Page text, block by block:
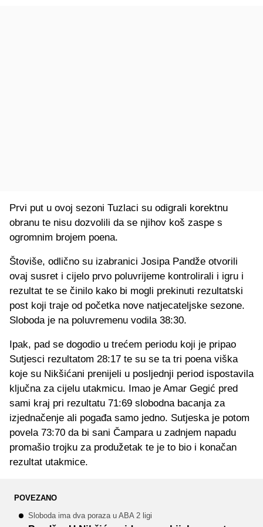
Prvi put u ovoj sezoni Tuzlaci su odigrali korektnu
obranu te nisu dozvolili da se njihov koš zaspe s
ogromnim brojem poena.
Štoviše, odlično su izabranici Josipa Pandže otvorili
ovaj susret i cijelo prvo poluvrijeme kontrolirali i igru i
rezultat te se činilo kako bi mogli prekinuti rezultatski
post koji traje od početka nove natjecateljske sezone.
Sloboda je na poluvremenu vodila 38:30.
Ipak, pad se dogodio u trećem periodu koji je pripao
Sutjesci rezultatom 28:17 te su se ta tri poena viška
koje su Nikšićani prenijeli u posljednji period ispostavila
ključna za cijelu utakmicu. Imao je Amar Gegić pred
sami kraj pri rezultatu 71:69 slobodna bacanja za
izjednačenje ali pogađa samo jedno. Sutjeska je potom
povela 73:70 da bi sani Čampara u zadnjem napadu
promašio trojku za produžetak te je to bio i konačan
rezultat utakmice.
POVEZANO
Sloboda ima dva poraza u ABA 2 ligi